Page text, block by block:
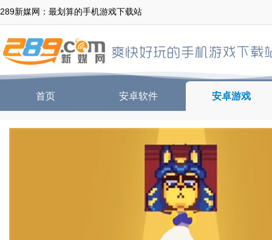
289新媒网：最划算的手机游戏下载站
首页 安卓软件 安卓游戏